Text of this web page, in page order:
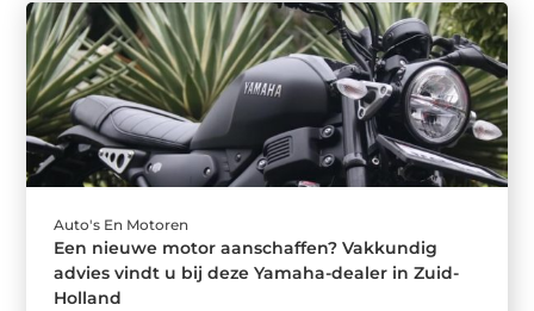
Auto's En Motoren
Een nieuwe motor aanschaffen? Vakkundig
advies vindt u bij deze Yamaha-dealer in Zuid-
Holland